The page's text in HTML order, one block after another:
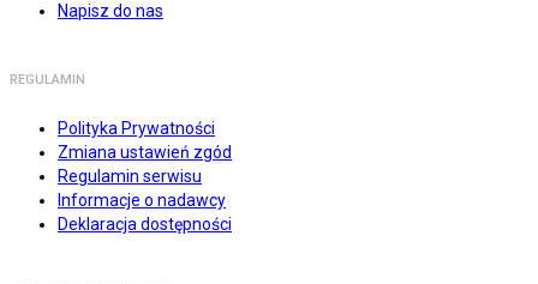
Napisz do nas
REGULAMIN
Polityka Prywatności
Zmiana ustawień zgód
Regulamin serwisu
Informacje o nadawcy
Deklaracja dostępności